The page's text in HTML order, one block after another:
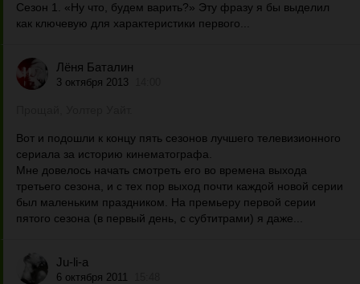
Сезон 1. «Ну что, будем варить?» Эту фразу я бы выделил
как ключевую для характеристики первого...
Лёня Баталин
3 октября 2013
Вот и подошли к концу пять сезонов лучшего телевизионного
сериала за историю кинематографа.
Мне довелось начать смотреть его во времена выхода
третьего сезона, и с тех пор выход почти каждой новой серии
был маленьким праздником. На премьеру первой серии
пятого сезона (в первый день, с субтитрами) я даже...
Ju-li-a
6 октября 2011